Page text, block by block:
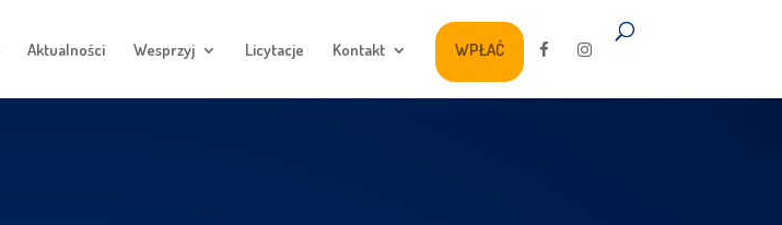
Aktualności Wesprzyj Licytacje Kontakt WPŁAĆ